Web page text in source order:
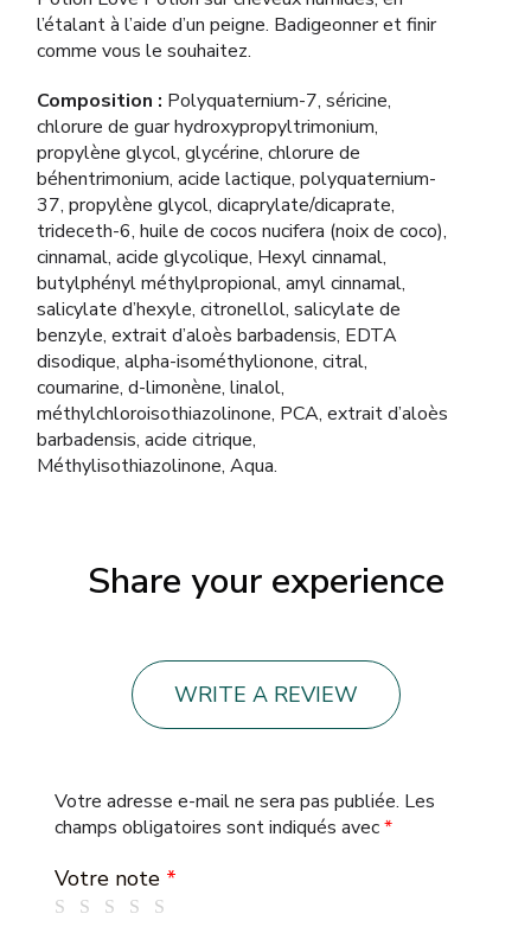
l’étalant à l’aide d’un peigne. Badigeonner et finir
comme vous le souhaitez.
Composition : Polyquaternium-7, séricine,
chlorure de guar hydroxypropyltrimonium,
propylène glycol, glycérine, chlorure de
béhentrimonium, acide lactique, polyquaternium-
37, propylène glycol, dicaprylate/dicaprate,
trideceth-6, huile de cocos nucifera (noix de coco),
cinnamal, acide glycolique, Hexyl cinnamal,
butylphényl méthylpropional, amyl cinnamal,
salicylate d’hexyle, citronellol, salicylate de
benzyle, extrait d’aloès barbadensis, EDTA
disodique, alpha-isométhylionone, citral,
coumarine, d-limonène, linalol,
méthylchloroisothiazolinone, PCA, extrait d’aloès
barbadensis, acide citrique,
Méthylisothiazolinone, Aqua.
Share your experience
WRITE A REVIEW
Votre adresse e-mail ne sera pas publiée. Les
champs obligatoires sont indiqués avec*
Votre note *